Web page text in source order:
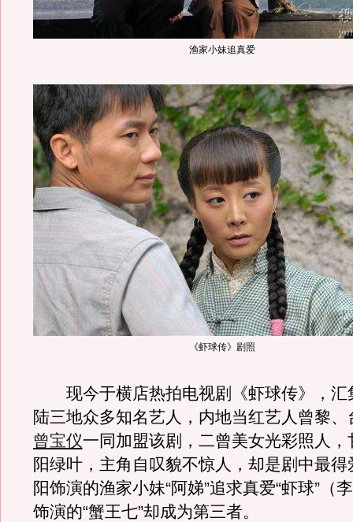
渔家小妹追真爱
《虾球传》剧照
现今于横店热拍电视剧《虾球传》，汇
陆三地众多知名艺人，内地当红艺人曾黎
曾宝仪一同加盟该剧，二曾美女光彩照人，
阳绿叶，主角自叹貌不惊人，却是剧中最
阳饰演的渔家小妹“阿娣”追求真爱“虾球”（
饰演的“蟹王七”却成为第三者。